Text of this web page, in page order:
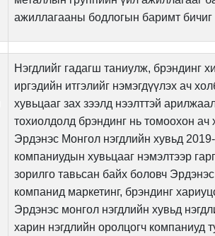
ажиллагааны бодлогын баримт
Нэгдлийг гадагш таниулж, брэндинг
иргэдийн итгэлийг нэмэгдүүлэх ач
хувьцааг зах зээлд нээлттэй
тохиолдолд брэндинг нь томоохон ач
Эрдэнэс Монгол нэгдлийн хувьд
компаниудын хувьцааг нэмэлтээр
зорилго тавьсан байх боловч
компанид маркетинг, брэндинг
Эрдэнэс монгол нэгдлийн хувьд
харин нэгдлийн оролцогч компаниуд